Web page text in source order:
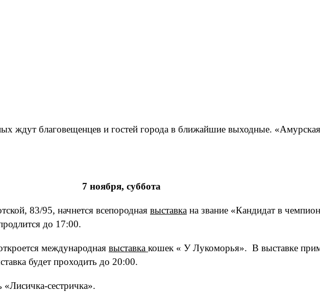
ждут благовещенцев и гостей города в ближайшие выходные.
7 ноября, суббота
83/95, начнется всепородная выставка на звание «Кандидат в
до 17:00.
международная выставка кошек « У Лукоморья». В выставке
будет проходить до 20:00.
«Лисичка-сестричка».